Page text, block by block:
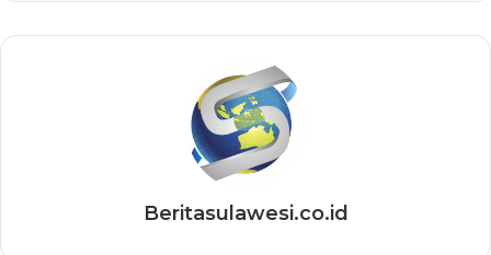
Beritasulawesi.co.id